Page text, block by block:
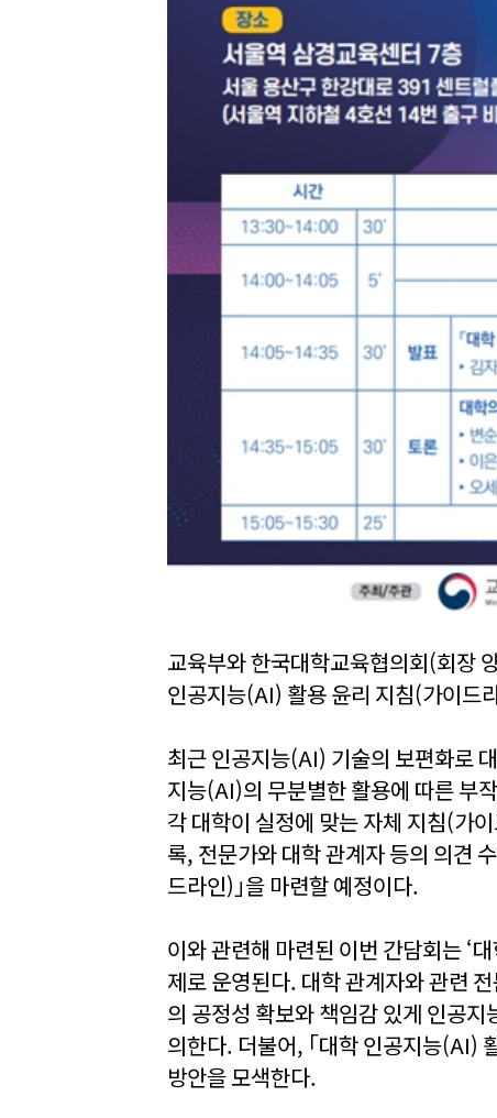
교육부와 한국대학교육협의회(회장
인공지능(AI) 활용 윤리 지침(가이드
최근 인공지능(AI) 기술의 보편화로
지능(AI)의 무분별한 활용에 따른 부
각 대학이 실정에 맞는 자체 지침(가
록, 전문가와 대학 관계자 등의 의견
드라인)｣을 마련할 예정이다.
이와 관련해 마련된 이번 간담회는 ‘
제로 운영된다. 대학 관계자와 관련
의 공정성 확보와 책임감 있게 인공
의한다. 더불어, ｢대학 인공지능(AI)
방안을 모색한다.